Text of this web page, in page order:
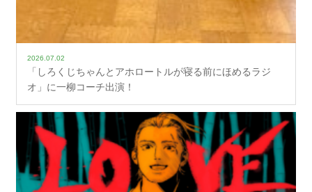
2026.07.02
「しろくじちゃんとアホロートルが寝る前にほめるラジ
オ」に一柳コーチ出演！